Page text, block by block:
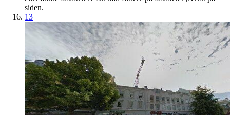
siden.
13